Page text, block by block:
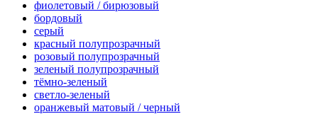
фиолетовый / бирюзовый
бордовый
серый
красный полупрозрачный
розовый полупрозрачный
зеленый полупрозрачный
тёмно-зеленый
светло-зеленый
оранжевый матовый / черный